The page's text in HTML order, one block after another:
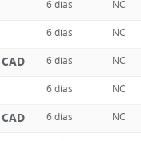
6 días NC
6 días NC
CAD 6 días NC
6 días NC
CAD 6 días NC